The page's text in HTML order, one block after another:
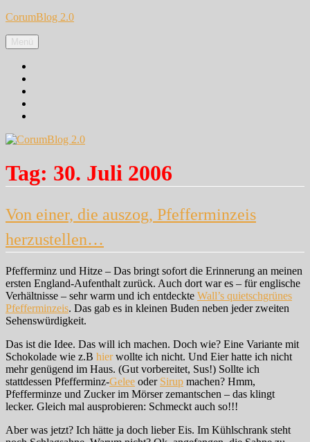
Zum
springen
CorumBlog 2.0
Menü
Tag: 30. Juli 2006
Von einer, die auszog, Pfefferminzeis
herzustellen…
Pfefferminz und Hitze – Das bringt sofort die Erinnerung an meinen
ersten England-Aufenthalt zurück. Auch dort war es – für englische
Verhältnisse – sehr warm und ich entdeckte Wall’s quietschgrünes
Pfefferminzeis. Das gab es in kleinen Buden neben jeder zweiten
Sehenswürdigkeit.
Das ist die Idee. Das will ich machen. Doch wie? Eine Variante mit
Schokolade wie z.B hierwollte ich nicht. Und Eier hatte ich nicht
mehr genügend im Haus. (Gut vorbereitet, Sus!) Sollte ich
stattdessen Pfefferminz-Gelee oder Sirup machen? Hmm,
Pfefferminze und Zucker im Mörser zemantschen – das klingt
lecker. Gleich mal ausprobieren: Schmeckt auch so!!!
Aber was jetzt? Ich hätte ja doch lieber Eis. Im Kühlschrank steht